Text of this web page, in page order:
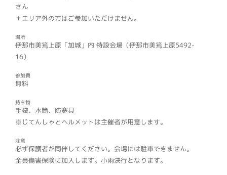
さん
＊エリア外の方はご参加いただけません。
場所
伊那市美篶上原「加城」内 特設会場（伊那市美篶上原5492-
16）
参加費
無料
持ち物
手袋、水筒、防寒具
※じてんしゃとヘルメットは主催者が用意します。
注意
必ず保護者が同伴してください。会場には駐車できません。
全員傷害保険に加入します。小雨決行となります。